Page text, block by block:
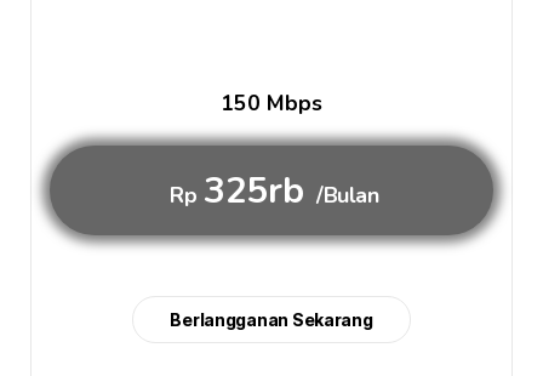
150 Mbps
Rp 325rb /Bulan
Berlangganan Sekarang